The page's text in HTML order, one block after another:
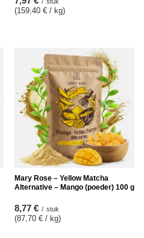
(159,40 € / kg)
Mary Rose – Yellow Matcha
Alternative – Mango (poeder) 100 g
8,77 € / stuk
(87,70 € / kg)